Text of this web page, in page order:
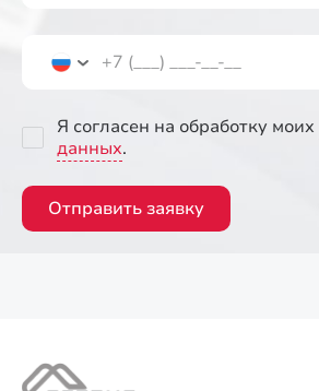
Я согласен на обработку моих
данных.
Отправить заявку